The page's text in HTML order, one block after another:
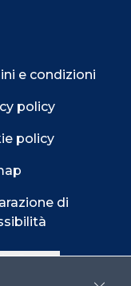
e condizioni
policy
policy
di
Center